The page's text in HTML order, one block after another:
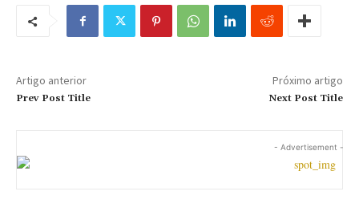
Artigo anterior
Prev Post Title
Próximo artigo
Next Post Title
- Advertisement -